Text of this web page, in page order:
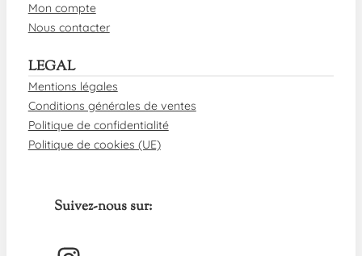
Mon compte
Nous contacter
LEGAL
Mentions légales
Conditions générales de ventes
Politique de confidentialité
Politique de cookies (UE)
Suivez-nous sur: